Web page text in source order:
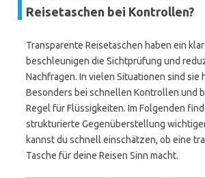
Reisetaschen bei Kontrollen?
Transparente Reisetaschen haben ein
beschleunigen die Sichtprüfung und
Nachfragen. In vielen Situationen sind sie
Besonders bei schnellen Kontrollen und
Regel für Flüssigkeiten. Im Folgenden
strukturierte Gegenüberstellung
kannst du schnell einschätzen, ob eine
Tasche für deine Reisen Sinn macht.